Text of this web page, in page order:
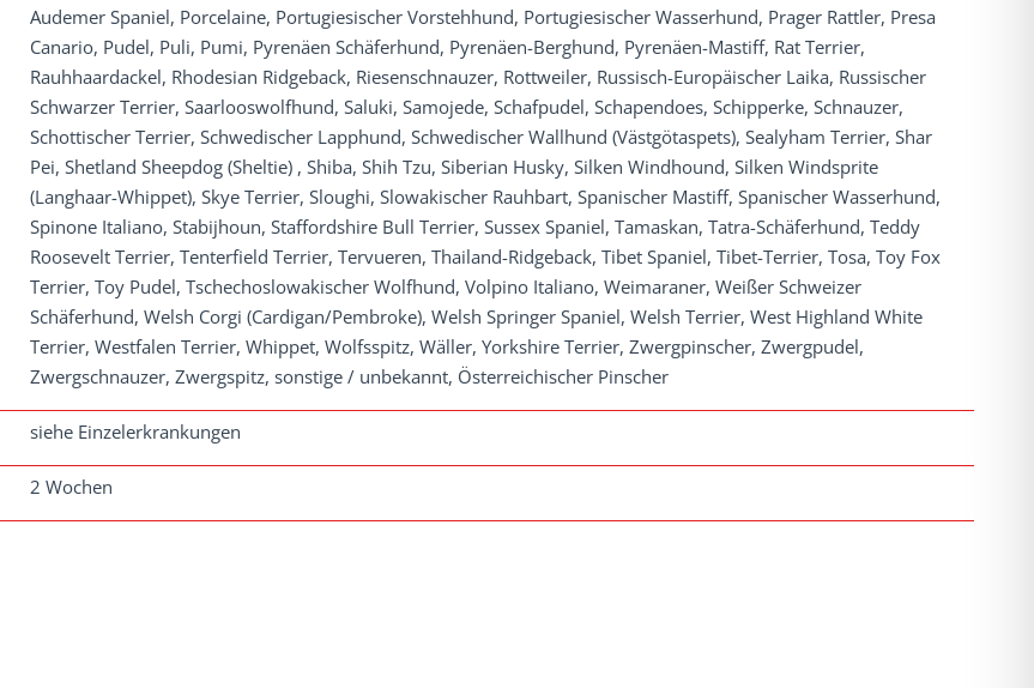
Audemer Spaniel, Porcelaine, Portugiesischer Vorstehhund, Portugiesischer Wasserhund, Prager Rattler, Presa
Canario, Pudel, Puli, Pumi, Pyrenäen Schäferhund, Pyrenäen-Berghund, Pyrenäen-Mastiff, Rat Terrier,
Rauhhaardackel, Rhodesian Ridgeback, Riesenschnauzer, Rottweiler, Russisch-Europäischer Laika, Russischer
Schwarzer Terrier, Saarlooswolfhund, Saluki, Samojede, Schafpudel, Schapendoes, Schipperke, Schnauzer,
Schottischer Terrier, Schwedischer Lapphund, Schwedischer Wallhund (Västgötaspets), Sealyham Terrier, Shar
Pei, Shetland Sheepdog (Sheltie) , Shiba, Shih Tzu, Siberian Husky, Silken Windhound, Silken Windsprite
(Langhaar-Whippet), Skye Terrier, Sloughi, Slowakischer Rauhbart, Spanischer Mastiff, Spanischer Wasserhund,
Spinone Italiano, Stabijhoun, Staffordshire Bull Terrier, Sussex Spaniel, Tamaskan, Tatra-Schäferhund, Teddy
Roosevelt Terrier, Tenterfield Terrier, Tervueren, Thailand-Ridgeback, Tibet Spaniel, Tibet-Terrier, Tosa, Toy Fox
Terrier, Toy Pudel, Tschechoslowakischer Wolfhund, Volpino Italiano, Weimaraner, Weißer Schweizer
Schäferhund, Welsh Corgi (Cardigan/Pembroke), Welsh Springer Spaniel, Welsh Terrier, West Highland White
Terrier, Westfalen Terrier, Whippet, Wolfsspitz, Wäller, Yorkshire Terrier, Zwergpinscher, Zwergpudel,
Zwergschnauzer, Zwergspitz, sonstige / unbekannt, Österreichischer Pinscher
siehe Einzelerkrankungen
2 Wochen